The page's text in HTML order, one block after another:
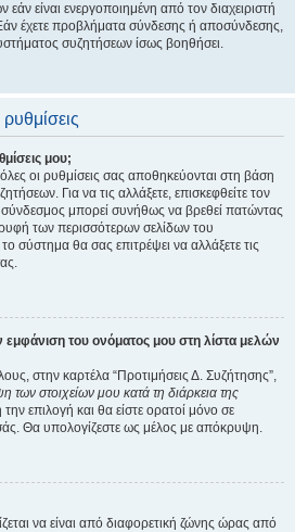
είναι ενεργοποιημένη από τον διαχειριστή
έχετε προβλήματα σύνδεσης ή αποσύνδεσης,
συζητήσεων ίσως βοηθήσει.
μου;
οι ρυθμίσεις σας αποθηκεύονται στη βάση
Για να τις αλλάξετε, επισκεφθείτε τον
μπορεί συνήθως να βρεθεί πατώντας
των περισσότερων σελίδων του
σύστημα θα σας επιτρέψει να αλλάξετε τις
του ονόματος μου στη λίστα μελών
στην καρτέλα “Προτιμήσεις Δ. Συζήτησης”,
των στοιχείων μου κατά τη διάρκεια της
επιλογή και θα είστε ορατοί μόνο σε
Θα υπολογίζεστε ως μέλος με απόκρυψη.
να είναι από διαφορετική ζώνης ώρας από